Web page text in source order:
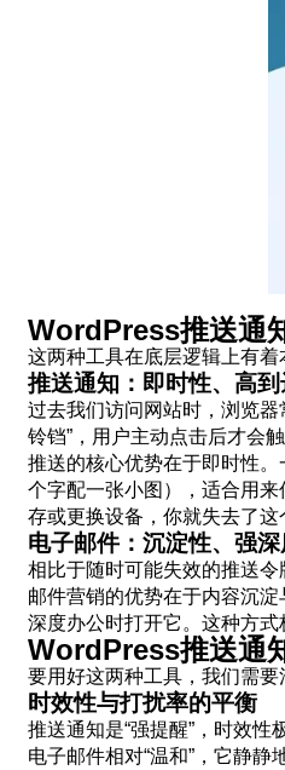
WordPress推送通
这两种工具在底层逻辑上有着
推送通知：即时性、高
过去我们访问网站时，浏览器
铃铛”，用户主动点击后才会触
推送的核心优势在于即时性
个字配一张小图），适合用来
存或更换设备，你就失去了这
电子邮件：沉淀性、强
相比于随时可能失效的推送
邮件营销的优势在于内容沉
深度办公时打开它。这种方
WordPress推送通
要用好这两种工具，我们需要
时效性与打扰率的平衡
推送通知是“强提醒”，时效
电子邮件相对“温和”，它静